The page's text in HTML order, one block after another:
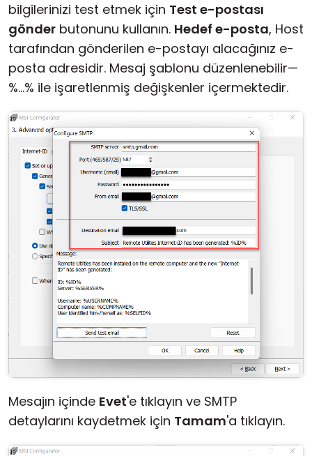
bilgilerinizi test etmek için Test e-postası
gönder butonunu kullanın. Hedef e-posta, Host
tarafından gönderilen e-postayı alacağınız e-
posta adresidir. Mesaj şablonu düzenlenebilir—
%...% ile işaretlenmiş değişkenler içermektedir.
Mesajın içinde Evet'e tıklayın ve SMTP
detaylarını kaydetmek için Tamam'a tıklayın.